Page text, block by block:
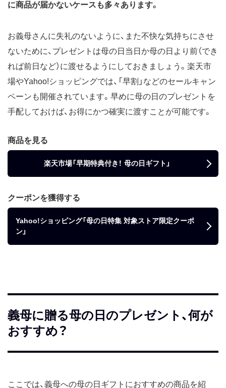
に商品が届かないケースも多々あります。
お義母さんに失礼のないように、また不快な気持ちにさせ
ないために、プレゼントは母の日当日か母の日より前（でき
れば前日など）に渡せるようにしておきましょう。楽天市
場やYahoo!ショッピングでは、「早割」などのセールキャン
ペーンも開催されています。早めに母の日のプレゼントを
手配しておけば、お得にかつ確実に渡すことが可能です。
商品を見る
楽天市場「早期特典付き！ 母の日ギフト」
クーポンを獲得する
Yahoo!ショッピング「母の日特集 対象ストア限定クーポ
ン」
義母に贈る母の日のプレゼント、何が
おすすめ？
ここでは、義母への母の日ギフトにおすすめの商品を紹